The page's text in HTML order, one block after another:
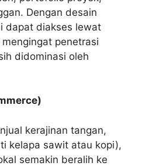
Dengan desain
dapat diakses lewat
penetrasi
didominasi oleh
kerajinan tangan,
kelapa sawit atau kopi),
semakin beralih ke